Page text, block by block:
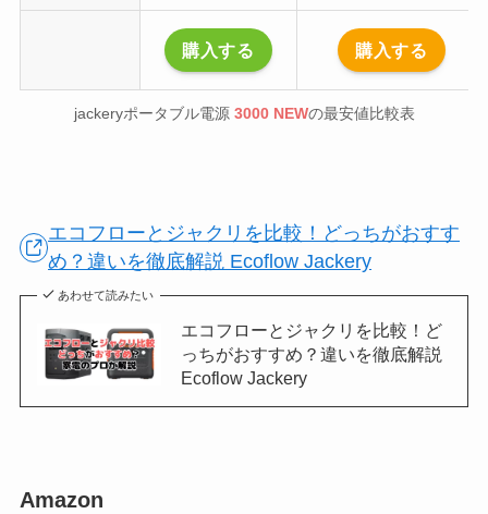
購入する 購入する
jackeryポータブル電源 3000 NEWの最安値比較表
エコフローとジャクリを比較！どっちがおすす
め？違いを徹底解説 Ecoflow Jackery
あわせて読みたい
エコフローとジャクリを比較！ど
っちがおすすめ？違いを徹底解説
Ecoflow Jackery
Amazon